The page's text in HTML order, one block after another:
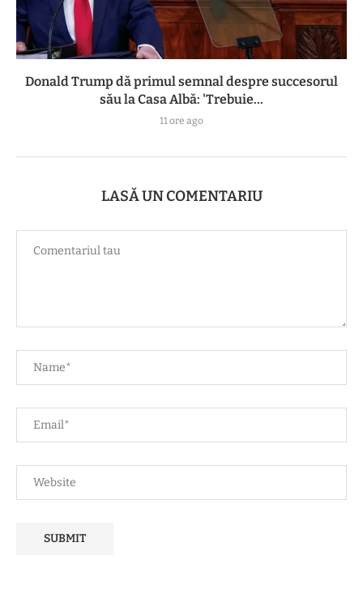
Donald Trump dă primul semnal despre succesorul
său la Casa Albă: 'Trebuie...
11 ore ago
LASĂ UN COMENTARIU